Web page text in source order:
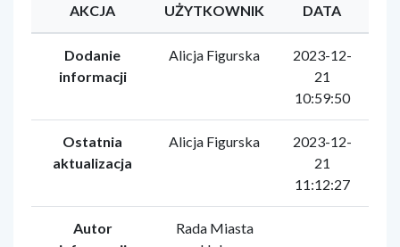
AKCJA UŻYTKOWNIK DATA
Dodanie
informacji
Alicja Figurska
2023-12-
21
10:59:50
Ostatnia
aktualizacja
Alicja Figurska
2023-12-
21
11:12:27
Autor
Rada Miasta